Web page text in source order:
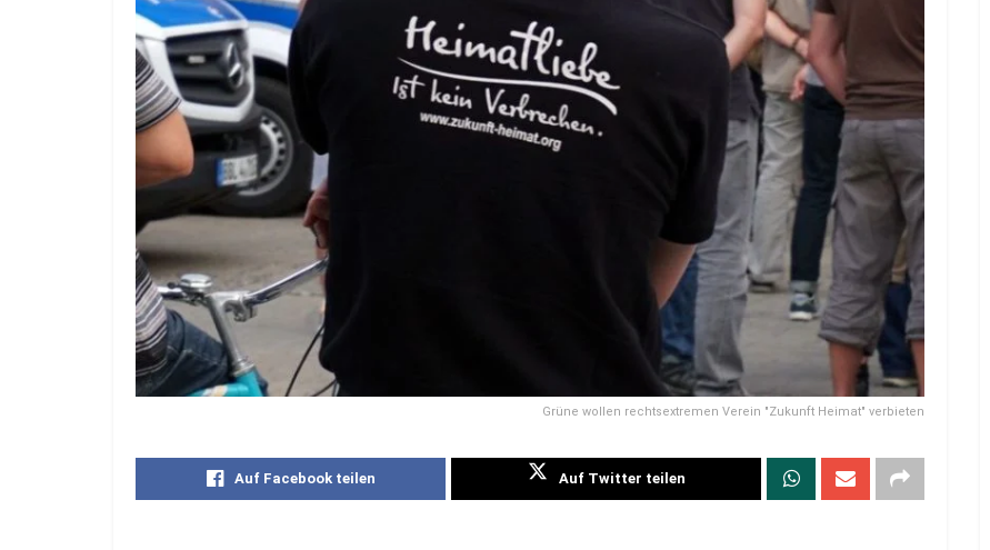
Grüne wollen rechtsextremen Verein "Zukunft Heimat" verbieten
Auf Facebook teilen Auf Twitter teilen